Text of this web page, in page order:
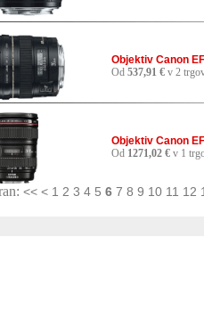
Objektiv Canon
Od 537,91 € v 2
Objektiv Canon
Od 1271,02 € v 1
<< < 1 2 3 4 5 6 7 8 9 10 11 12